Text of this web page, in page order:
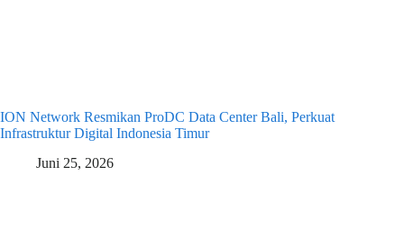
ION Network Resmikan ProDC Data Center Bali, Perkuat
Infrastruktur Digital Indonesia Timur
Juni 25, 2026